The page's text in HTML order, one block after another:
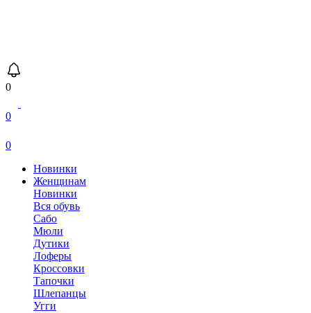
0
0
0
Новинки
Женщинам
Новинки
Вся обувь
Сабо
Мюли
Дутики
Лоферы
Кроссовки
Тапочки
Шлепанцы
Угги